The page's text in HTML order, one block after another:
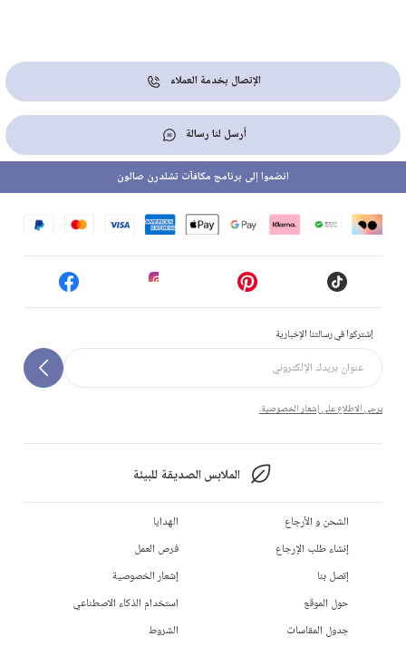
الإتصال بخدمة العملاء
أرسل لنا رسالة
إشتركوا في رسالتنا الإخبارية
يرجى الاطلاع على إشعار الخصوصية.
الملابس الصديقة للبيئة
انضموا إلى برنامج مكافآت تشلدرن صالون
الشحن و الأرجاع
إنشاء طلب الإرجاع
إتصل بنا
حول الموقع
جدول المقاسات
الهدايا
فرص العمل
إشعار الخصوصية
استخدام الذكاء الاصطناعي
الشروط